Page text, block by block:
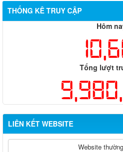
THỐNG KÊ TRUY CẬP
Hôm
Tổng lượt
LIÊN KẾT WEBSITE
Website